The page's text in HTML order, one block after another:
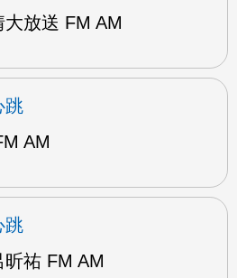
放送 FM AM
跳
AM
跳
祐 FM AM